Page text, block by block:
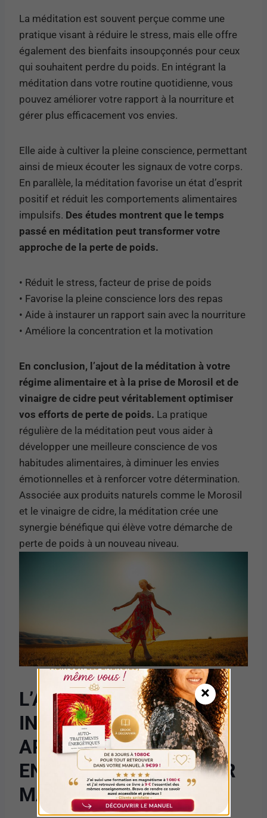
La méditation est souvent perçue comme une
pratique visant à réduire le stress, mais elle offre
également des bienfaits insoupçonnés pour ceux
qui souhaitent perdre du poids. En intégrant la
méditation dans votre routine quotidienne, vous
pouvez améliorer votre rapport à la nourriture et
gérer plus efficacement vos envies.
Elle aide à cultiver la pleine conscience, permettant
ainsi de mieux écouter les signaux de votre corps.
En parallèle, la méditation favorise un état d’esprit
positif et réduit les comportements alimentaires
impulsifs. Des études montrent que le temps
passé en méditation peut transformer votre
approche de la perte de poids.
• Réduit le stress, facteur de prise de poids
• Favorise la pleine conscience lors des repas
• Aide à instaurer un rapport sain avec la nourriture
• Améliore la concentration et la motivation
En conclusion, l’ajout de la méditation à votre
régime alimentaire et à la prise de Morosil et de
vinaigre de cidre peut véritablement optimiser
vos efforts de perte de poids. La pratique
régulière de la méditation peut vous aider à
développer une meilleure conscience de vos
habitudes alimentaires, à diminuer les envies
émotionnelles et à renforcer votre détermination.
Associée aux produits naturels comme le Morosil
et le vinaigre de cidre, la méditation crée une
synergie bénéfique qui élève votre démarche de
perte de poids à un nouveau niveau.
L’ALIMENTATION
INTUITIVE : UNE
APPROCHE
ENCOURAGEANTE POUR
MAIGRIR
×